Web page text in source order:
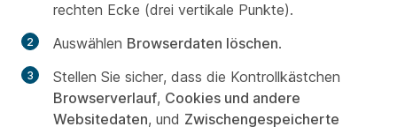
rechten Ecke (drei vertikale Punkte).
Auswählen Browserdaten löschen.
Stellen Sie sicher, dass die Kontrollkästchen
Browserverlauf, Cookies und andere
Websitedaten, und Zwischengespeicherte